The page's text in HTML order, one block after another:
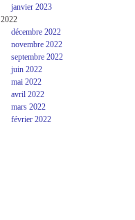
janvier 2023
2022
décembre 2022
novembre 2022
septembre 2022
juin 2022
mai 2022
avril 2022
mars 2022
février 2022